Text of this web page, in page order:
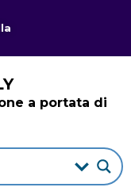
a portata di